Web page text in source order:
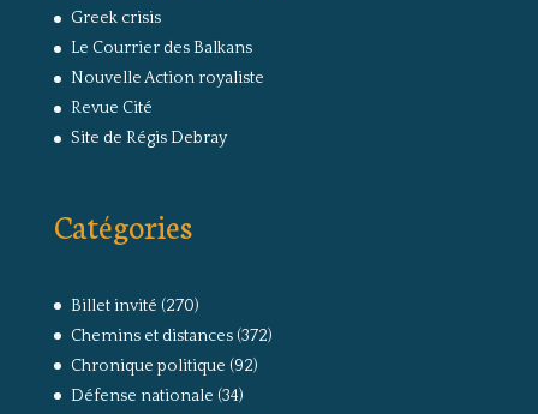
Greek crisis
Le Courrier des Balkans
Nouvelle Action royaliste
Revue Cité
Site de Régis Debray
Catégories
Billet invité (270)
Chemins et distances(372)
Chronique politique (92)
Défense nationale (34)